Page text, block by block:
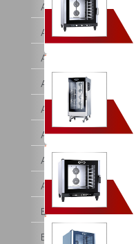
ASF/THOMAS
ASKO
ASSUM
ATA
ATEA
ATEL
ATESY (АТЕСИ)
ATOLLSPEED
BAKE OFF
BARTEC